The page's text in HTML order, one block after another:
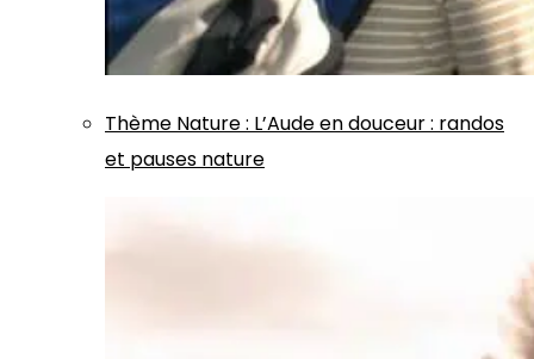
Thème Nature: L’Aude en douceur : randos
et pauses nature